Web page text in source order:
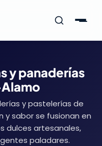
y panaderías
y pastelerías de
y sabor se fusionan en
dulces artesanales,
paladares.